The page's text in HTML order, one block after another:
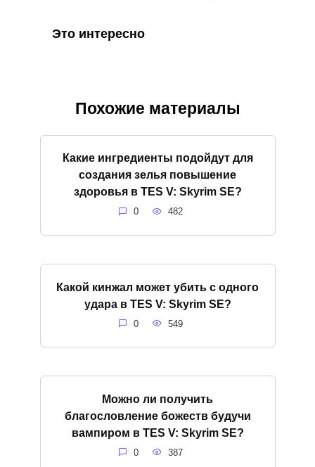
Это интересно
Похожие материалы
Какие ингредиенты подойдут для
создания зелья повышение
здоровья в TES V: Skyrim SE?
0 482
Какой кинжал может убить с одного
удара в TES V: Skyrim SE?
0 549
Можно ли получить
благословление божеств будучи
вампиром в TES V: Skyrim SE?
0 387